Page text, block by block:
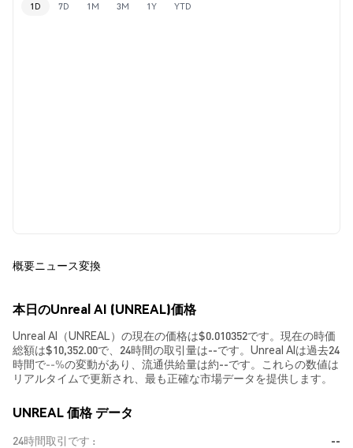
1D 7D 1M 3M 1Y YTD
概要ニュース変換
本日のUnreal AI (UNREAL)価格
Unreal AI（UNREAL）の現在の価格は$0.010352です。現在の時価
総額は$10,352.00で、24時間の取引量は--です。Unreal AIは過去24
時間で--%の変動があり、流通供給量は約--です。これらの数値は
リアルタイムで更新され、最も正確な市場データを提供します。
UNREAL 価格 データ
24時間取引です
--